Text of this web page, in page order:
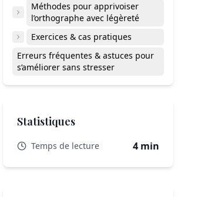
Méthodes pour apprivoiser
l’orthographe avec légèreté
Exercices & cas pratiques
Erreurs fréquentes & astuces pour
s’améliorer sans stresser
Statistiques
Temps de lecture 4 min